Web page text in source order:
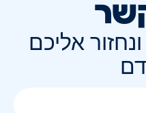
אליכם